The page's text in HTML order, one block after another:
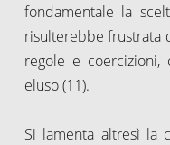
fondamentale la
risulterebbe frustrata
regole e coercizioni,
eluso (11).
Si lamenta altresì la